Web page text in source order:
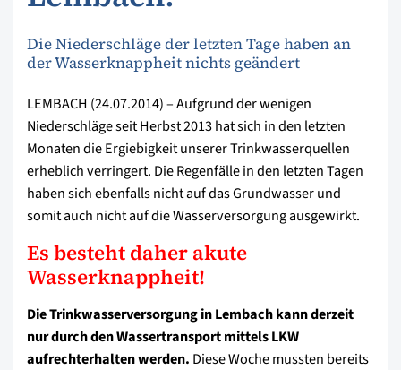
Die Niederschläge der letzten Tage haben an
der Wasserknappheit nichts geändert
LEMBACH (24.07.2014) – Aufgrund der wenigen
Niederschläge seit Herbst 2013 hat sich in den letzten
Monaten die Ergiebigkeit unserer Trinkwasserquellen
erheblich verringert. Die Regenfälle in den letzten Tagen
haben sich ebenfalls nicht auf das Grundwasser und
somit auch nicht auf die Wasserversorgung ausgewirkt.
Es besteht daher akute
Wasserknappheit!
Die Trinkwasserversorgung in Lembach kann derzeit
nur durch den Wassertransport mittels LKW
aufrechterhalten werden. Diese Woche mussten bereits